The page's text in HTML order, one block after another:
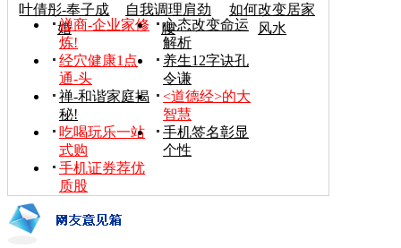
叶倩彤-奉子成
婚
自我调理肩劲
腰
如何改变居家
风水
禅商-企业家修
炼!
心态改变命运
解析
经穴健康1点
通-头
养生12字诀孔
令谦
禅-和谐家庭揭
秘!
<道德经>的大
智慧
吃喝玩乐一站
式购
手机签名彰显
个性
手机证券荐优
质股